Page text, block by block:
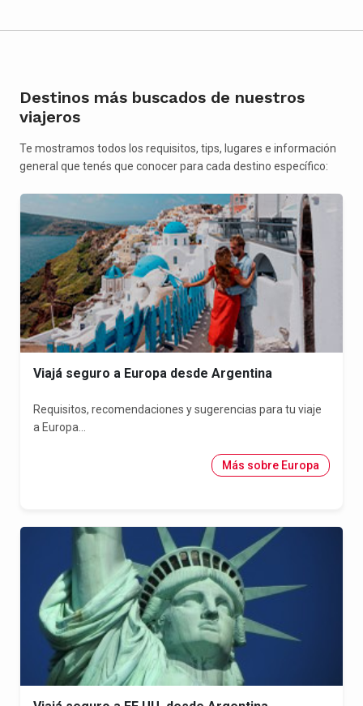
Destinos más buscados de nuestros
viajeros
Te mostramos todos los requisitos, tips, lugares e información
general que tenés que conocer para cada destino específico:
Viajá seguro a Europa desde Argentina
Requisitos, recomendaciones y sugerencias para tu viaje
a Europa...
Más sobre Europa